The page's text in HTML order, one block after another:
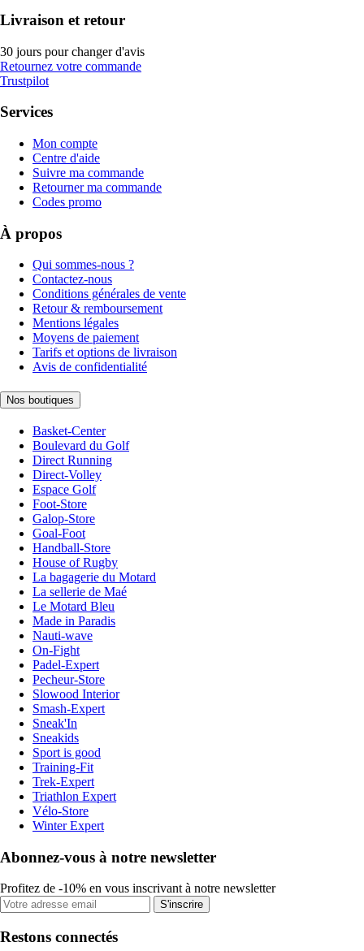
Livraison et retour
30 jours pour changer d'avis
Retournez votre commande
Trustpilot
Services
Mon compte
Centre d'aide
Suivre ma commande
Retourner ma commande
Codes promo
À propos
Qui sommes-nous ?
Contactez-nous
Conditions générales de vente
Retour & remboursement
Mentions légales
Moyens de paiement
Tarifs et options de livraison
Avis de confidentialité
Nos boutiques
Basket-Center
Boulevard du Golf
Direct Running
Direct-Volley
Espace Golf
Foot-Store
Galop-Store
Goal-Foot
Handball-Store
House of Rugby
La bagagerie du Motard
La sellerie de Maé
Le Motard Bleu
Made in Paradis
Nauti-wave
On-Fight
Padel-Expert
Pecheur-Store
Slowood Interior
Smash-Expert
Sneak'In
Sneakids
Sport is good
Training-Fit
Trek-Expert
Triathlon Expert
Vélo-Store
Winter Expert
Abonnez-vous à notre newsletter
Profitez de -10% en vous inscrivant à notre newsletter
S'inscrire
Restons connectés